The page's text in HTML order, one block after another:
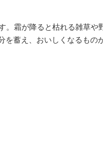
。霜が降ると枯れる雑草や
を蓄え、おいしくなるもの